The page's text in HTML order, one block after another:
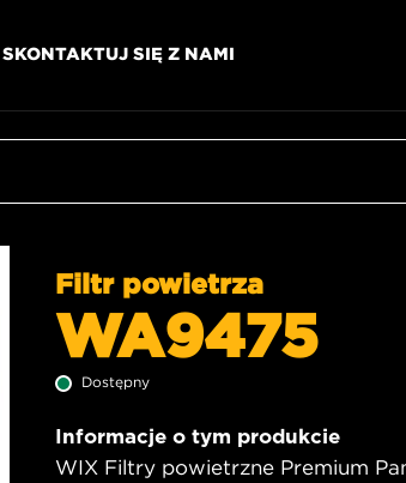
SKONTAKTUJ SIĘ Z NAMI
Filtr powietrza
WA9475
Dostępny
Informacje o tym produkcie
WIX Filtry powietrzne Premium